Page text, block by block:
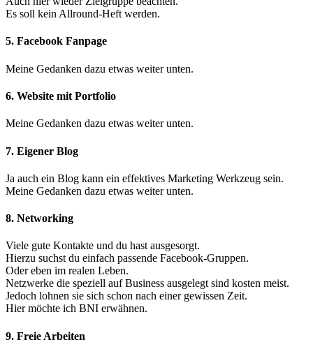
Es soll kein Allround-Heft werden.
5. Facebook Fanpage
Meine Gedanken dazu etwas weiter unten.
6. Website mit Portfolio
Meine Gedanken dazu etwas weiter unten.
7. Eigener Blog
Ja auch ein Blog kann ein effektives Marketing Werkzeug sein.
Meine Gedanken dazu etwas weiter unten.
8. Networking
Viele gute Kontakte und du hast ausgesorgt.
Hierzu suchst du einfach passende Facebook-Gruppen.
Oder eben im realen Leben.
Netzwerke die speziell auf Business ausgelegt sind kosten meist.
Jedoch lohnen sie sich schon nach einer gewissen Zeit.
Hier möchte ich BNI erwähnen.
9. Freie Arbeiten